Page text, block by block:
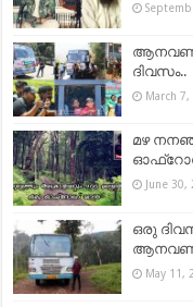
ദിവസം..
March 7,
മഴ
June 30,
ഒരു
May 11,